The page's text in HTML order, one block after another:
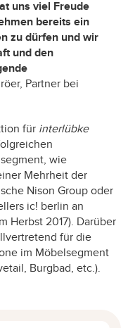
uns viel Freude
bereits ein
zu dürfen und wir
und den
Partner bei
für interlübke
wie
Mehrheit der
Nison Group oder
ic! berlin an
Herbst 2017). Darüber
für die
im Möbelsegment
Burgbad, etc.).